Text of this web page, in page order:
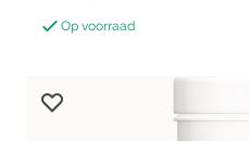
Op voorraad